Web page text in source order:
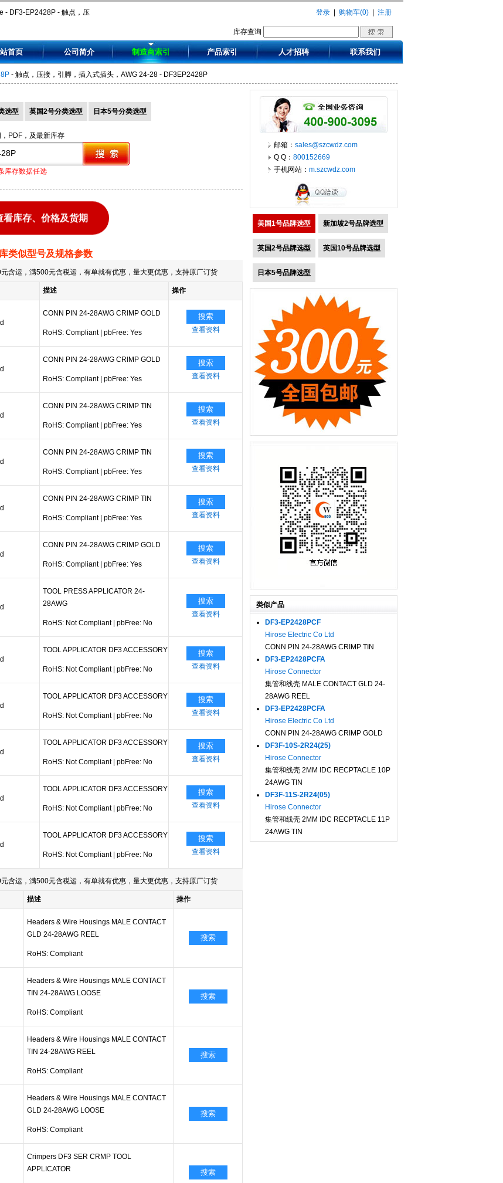
- DF3-EP2428P - 触点，压 登录 购物车(0) 注册
库存查询
首页 公司简介 制造商索引 产品索引 人才招聘 联系我们
- 触点，压接，引脚，插入式插头，AWG 24-28 - DF3EP2428P
选型 英国2号分类选型 日本5号分类选型
PDF，及最新库存
库存数据任选
看库存、价格及货期
类似型号及规格参数
含运，满500元含税运，有单就有优惠，量大更优惠，支持原厂订货
描述 操作
CONN PIN 24-28AWG CRIMP GOLD
RoHS: Compliant pbFree: Yes
搜索
查看资料
CONN PIN 24-28AWG CRIMP GOLD
RoHS: Compliant pbFree: Yes
搜索
查看资料
CONN PIN 24-28AWG CRIMP TIN
RoHS: Compliant pbFree: Yes
搜索
查看资料
CONN PIN 24-28AWG CRIMP TIN
RoHS: Compliant pbFree: Yes
搜索
查看资料
CONN PIN 24-28AWG CRIMP TIN
RoHS: Compliant pbFree: Yes
搜索
查看资料
CONN PIN 24-28AWG CRIMP GOLD
RoHS: Compliant pbFree: Yes
搜索
查看资料
TOOL PRESS APPLICATOR 24-
28AWG
RoHS: Not Compliant pbFree: No
搜索
查看资料
TOOL APPLICATOR DF3 ACCESSORY
RoHS: Not Compliant pbFree: No
搜索
查看资料
TOOL APPLICATOR DF3 ACCESSORY
RoHS: Not Compliant pbFree: No
搜索
查看资料
TOOL APPLICATOR DF3 ACCESSORY
RoHS: Not Compliant pbFree: No
搜索
查看资料
TOOL APPLICATOR DF3 ACCESSORY
RoHS: Not Compliant pbFree: No
搜索
查看资料
TOOL APPLICATOR DF3 ACCESSORY
RoHS: Not Compliant pbFree: No
搜索
查看资料
含运，满500元含税运，有单就有优惠，量大更优惠，支持原厂订货
描述 操作
Headers & Wire Housings MALE CONTACT
GLD 24-28AWG REEL
RoHS: Compliant
搜索
Headers & Wire Housings MALE CONTACT
TIN 24-28AWG LOOSE
RoHS: Compliant
搜索
Headers & Wire Housings MALE CONTACT
TIN 24-28AWG REEL
RoHS: Compliant
搜索
Headers & Wire Housings MALE CONTACT
GLD 24-28AWG LOOSE
RoHS: Compliant
搜索
Crimpers DF3 SER CRMP TOOL
APPLICATOR
搜索
邮箱： sales@szcwdz.com
Q Q： 800152669
手机网站： m.szcwdz.com
美国1号品牌选型 新加坡2号品牌选型
英国2号品牌选型 英国10号品牌选型
日本5号品牌选型
类似产品
DF3-EP2428PCF
Hirose Electric Co Ltd
CONN PIN 24-28AWG CRIMP TIN
DF3-EP2428PCFA
Hirose Connector
集管和线壳 MALE CONTACT GLD 24-
28AWG REEL
DF3-EP2428PCFA
Hirose Electric Co Ltd
CONN PIN 24-28AWG CRIMP GOLD
DF3F-10S-2R24(25)
Hirose Connector
集管和线壳 2MM IDC RECPTACLE 10P
24AWG TIN
DF3F-11S-2R24(05)
Hirose Connector
集管和线壳 2MM IDC RECPTACLE 11P
24AWG TIN